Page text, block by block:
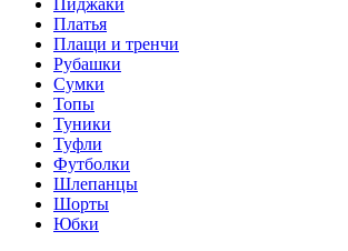
Пиджаки
Платья
Плащи и тренчи
Рубашки
Сумки
Топы
Туники
Туфли
Футболки
Шлепанцы
Шорты
Юбки